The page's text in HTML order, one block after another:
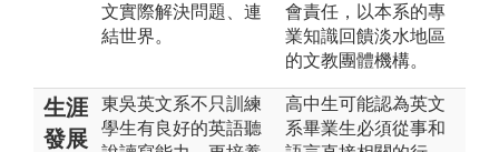
文實際解決問題、連
結世界。
會責任，以本系的專
業知識回饋淡水地區
的文教團體機構。
生涯
發展
東吳英文系不只訓練
學生有良好的英語聽
高中生可能認為英文
系畢業生必須從事和